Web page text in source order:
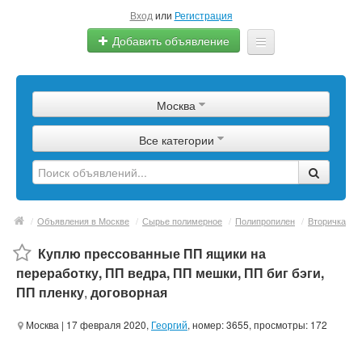
Вход или Регистрация
Добавить объявление
Сырье
Изделия
Оборудование
Услуги
Еще
Москва
Все категории
/ Объявления в Москве / Сырье полимерное / Полипропилен / Вторичка
Куплю прессованные ПП ящики на
переработку, ПП ведра, ПП мешки, ПП биг бэги,
ПП пленку, договорная
Москва | 17 февраля 2020, Георгий, номер: 3655, просмотры: 172